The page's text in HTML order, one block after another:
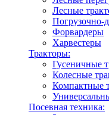
Лесные
Погрузочно-
Форвардеры
Харвестеры
Тракторы:
Гусеничные
Колесные
Компактные
Посевная техника: